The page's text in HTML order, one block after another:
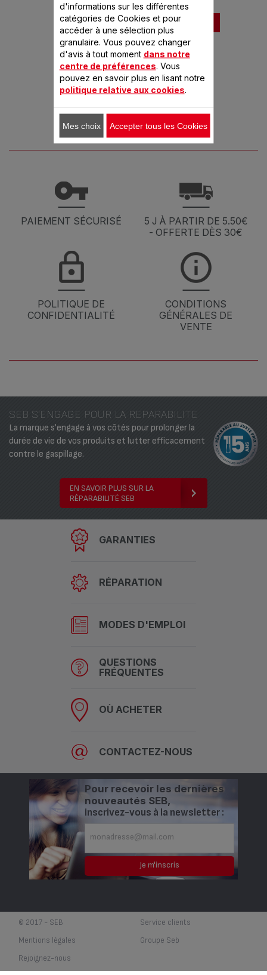
Ajouter au panier
PAIEMENT SÉCURISÉ
5 J À PARTIR DE 5.50€
- OFFERTE DÈS 30€
POLITIQUE DE
CONFIDENTIALITÉ
CONDITIONS
GÉNÉRALES DE
VENTE
SEB S'ENGAGE POUR LA REPARABILITE
La marque s'engage à vos côtés pour prolonger la
durée de vie de vos produits et lutter efficacement
contre le gaspillage.
EN SAVOIR PLUS SUR LA
RÉPARABILITÉ SEB
GARANTIES
RÉPARATION
MODES D'EMPLOI
QUESTIONS
FRÉQUENTES
OÙ ACHETER
CONTACTEZ-NOUS
Pour recevoir les dernières
nouveautés SEB,
inscrivez-vous à la newsletter :
© 2017 - SEB
Service clients
Mentions légales
Groupe Seb
Rejoignez-nous
d'informations sur les différentes
catégories de Cookies et pour
accéder à une sélection plus
granulaire. Vous pouvez changer
d'avis à tout moment dans notre
centre de préférences . Vous
pouvez en savoir plus en lisant notre
politique relative aux cookies
Mes choix Accepter tous les Cookies